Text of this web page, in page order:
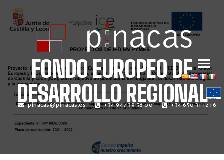
pinacas@pinacas.es +34 947 39 58 00 +34 650 31 12 16
FONDO EUROPEO DE
DESARROLLO REGIONAL